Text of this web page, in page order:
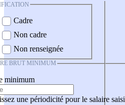
Cadre
Non cadre
Non renseignée
BRUT MINIMUM
minimum
une périodicité pour le salaire saisi